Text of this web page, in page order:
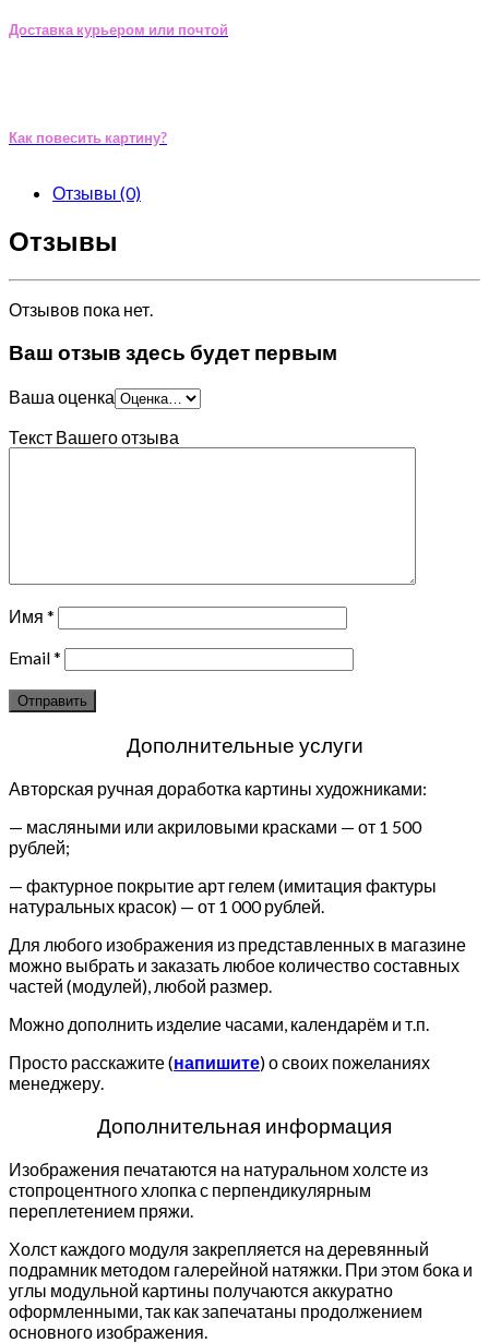
Доставка курьером или почтой
Как повесить картину?
Отзывы (0)
Отзывы
Отзывов пока нет.
Ваш отзыв здесь будет первым
Ваша оценка
Текст Вашего отзыва
Имя *
Email*
Дополнительные услуги
Авторская ручная доработка картины художниками:
— масляными или акриловыми красками — от 1 500
рублей;
— фактурное покрытие арт гелем (имитация фактуры
натуральных красок) — от 1 000 рублей.
Для любого изображения из представленных в магазине
можно выбрать и заказать любое количество составных
частей (модулей), любой размер.
Можно дополнить изделие часами, календарём и т.п.
Просто расскажите (напишите) о своих пожеланиях
менеджеру.
Дополнительная информация
Изображения печатаются на натуральном холсте из
стопроцентного хлопка с перпендикулярным
переплетением пряжи.
Холст каждого модуля закрепляется на деревянный
подрамник методом галерейной натяжки. При этом бока и
углы модульной картины получаются аккуратно
оформленными, так как запечатаны продолжением
основного изображения.